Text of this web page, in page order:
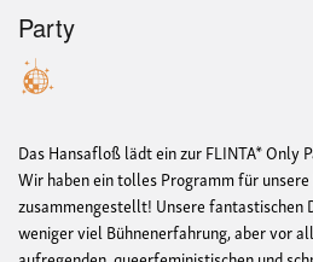
Party
Das Hansafloß lädt ein zur FLINTA* Only
Wir haben ein tolles Programm für
zusammengestellt! Unsere fantastischen
weniger viel Bühnenerfahrung, aber vor